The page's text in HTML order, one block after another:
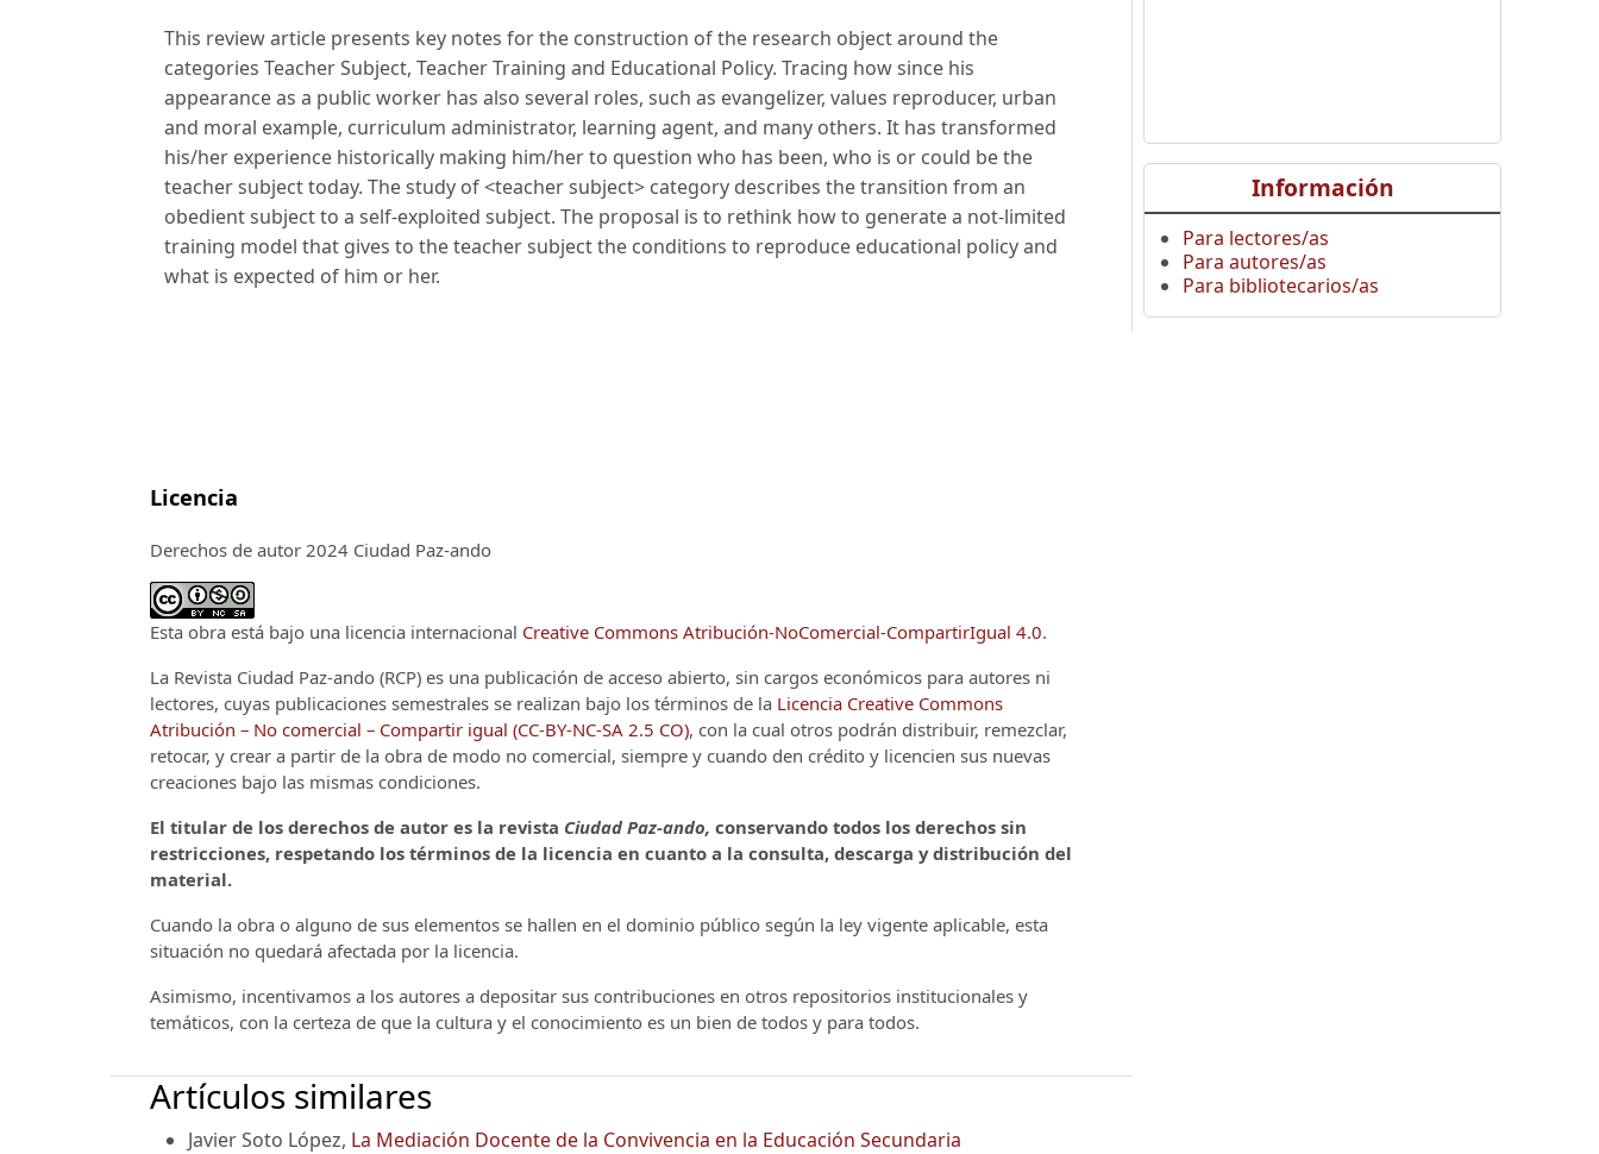
This review article presents key notes for the construction of the research object around the
categories Teacher Subject, Teacher Training and Educational Policy. Tracing how since his
appearance as a public worker has also several roles, such as evangelizer, values reproducer, urban
and moral example, curriculum administrator, learning agent, and many others. It has transformed
his/her experience historically making him/her to question who has been, who is or could be the
teacher subject today. The study of <teacher subject> category describes the transition from an
obedient subject to a self-exploited subject. The proposal is to rethink how to generate a not-limited
training model that gives to the teacher subject the conditions to reproduce educational policy and
what is expected of him or her.
Licencia
Derechos de autor 2024 Ciudad Paz-ando
Esta obra está bajo una licencia internacional Creative Commons Atribución-NoComercial-CompartirIgual 4.0.
La Revista Ciudad Paz-ando (RCP) es una publicación de acceso abierto, sin cargos económicos para autores ni
lectores, cuyas publicaciones semestrales se realizan bajo los términos de la Licencia Creative Commons
Atribución – No comercial – Compartir igual (CC-BY-NC-SA 2.5 CO), con la cual otros podrán distribuir, remezclar,
retocar, y crear a partir de la obra de modo no comercial, siempre y cuando den crédito y licencien sus nuevas
creaciones bajo las mismas condiciones.
El titular de los derechos de autor es la revista Ciudad Paz-ando, conservando todos los derechos sin
restricciones, respetando los términos de la licencia en cuanto a la consulta, descarga y distribución del
material.
Cuando la obra o alguno de sus elementos se hallen en el dominio público según la ley vigente aplicable, esta
situación no quedará afectada por la licencia.
Asimismo, incentivamos a los autores a depositar sus contribuciones en otros repositorios institucionales y
temáticos, con la certeza de que la cultura y el conocimiento es un bien de todos y para todos.
Artículos similares
Javier Soto López, La Mediación Docente de la Convivencia en la Educación Secundaria
Información
Para lectores/as
Para autores/as
Para bibliotecarios/as